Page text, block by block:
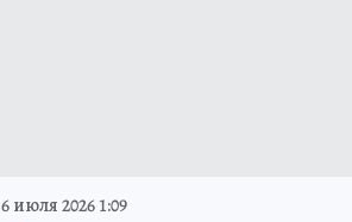
6 июля 2026 1:09